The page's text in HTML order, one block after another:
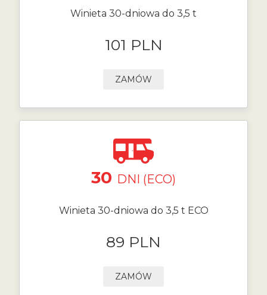
Winieta 30-dniowa do 3,5 t
101 PLN
ZAMÓW
30 DNI (ECO)
Winieta 30-dniowa do 3,5 t ECO
89 PLN
ZAMÓW